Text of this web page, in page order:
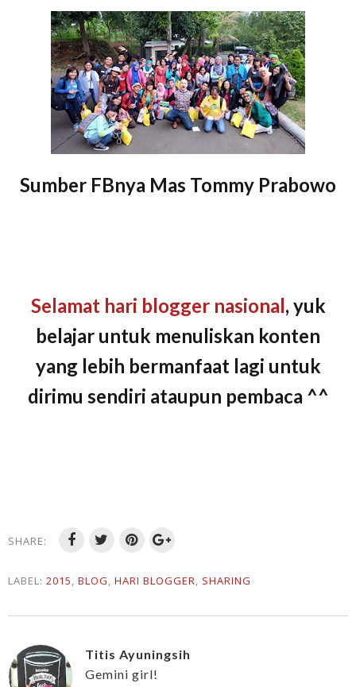
Sumber FBnya Mas Tommy Prabowo
Selamat hari blogger nasional, yuk
belajar untuk menuliskan konten
yang lebih bermanfaat lagi untuk
dirimu sendiri ataupun pembaca ^^
SHARE:
LABEL: 2015, BLOG, HARI BLOGGER, SHARING
Titis Ayuningsih
Gemini girl!